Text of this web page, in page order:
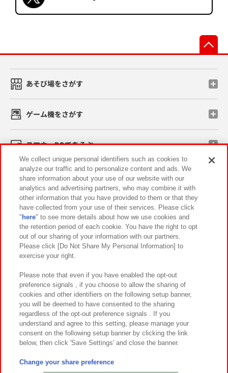
あそび場をさがす
ゲーム機をさがす
スマホ・PCであそぶ
イベント・キャンペーン
関連会社 サステナビリティ サイトポリシー
プライバシーポリシー ウェブアクセシビリティ方針と検証結果
お取引先さまとともに
カスタマーハラスメント対応方針 よくあるご質問・お問い合わせ
©Bandai Namco Amusement Inc.
©Bandai Namco Amusement Lab Inc.
We collect unique personal identifiers such as cookies to
analyze our traffic and to personalize content and ads. We
share information about your use of our website with our
analytics and advertising partners, who may combine it with
other information that you have provided to them or that they
have collected from your use of their services. Please click
" here" to see more details about how we use cookies and
the retention period of each cookie. You have the right to opt
out of our sharing of your information with our partners.
Please click [Do Not Share My Personal Information] to
exercise your right.
Please note that even if you have enabled the opt-out
preference signals , if you choose to allow the sharing of
cookies and other identifiers on the following setup banner,
you will be deemed to have consented to the sharing
regardless of the opt-out preference signals . If you
understand and agree to this setting, please manage your
consent on the following setup banner by clicking the link
below, then click 'Save Settings' and close the banner.
Change your share preference